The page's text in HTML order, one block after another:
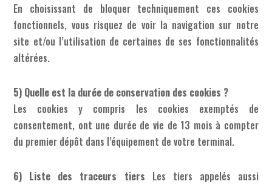
En choisissant de bloquer techniquement ces cookies
fonctionnels, vous risquez de voir la navigation sur notre
site et/ou l’utilisation de certaines de ses fonctionnalités
altérées.
5) Quelle est la durée de conservation des cookies ?
Les cookies y compris les cookies exemptés de
consentement, ont une durée de vie de 13 mois à compter
du premier dépôt dans l’équipement de votre terminal.
6) Liste des traceurs tiers Les tiers appelés aussi